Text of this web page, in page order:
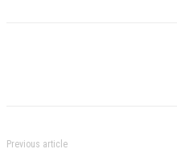
Previous article